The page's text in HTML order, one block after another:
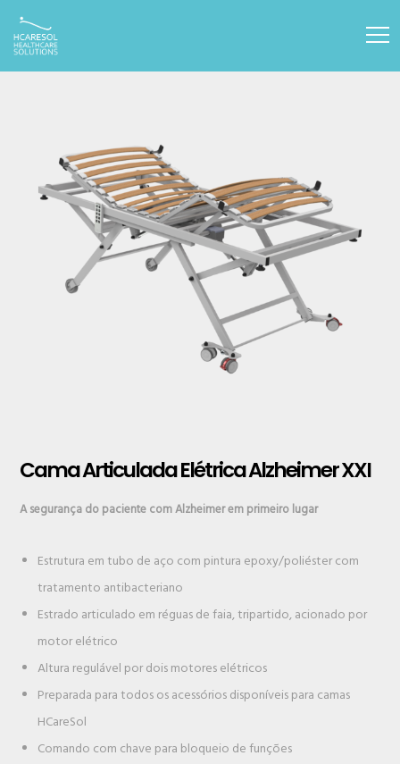
Cama Articulada Elétrica Alzheimer XXI
A segurança do paciente com Alzheimer em primeiro lugar
Estrutura em tubo de aço com pintura epoxy/poliéster com
tratamento antibacteriano
Estrado articulado em réguas de faia, tripartido, acionado por
motor elétrico
Altura regulável por dois motores elétricos
Preparada para todos os acessórios disponíveis para camas
HCareSol
Comando com chave para bloqueio de funções